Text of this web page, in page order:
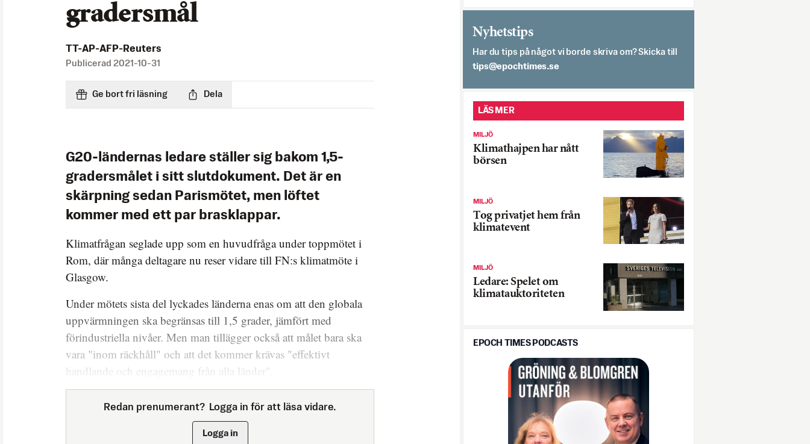
gradersmål
TT-AP-AFP-Reuters
Publicerad 2021-10-31
Ge bort fri läsning Dela
G20-ländernas ledare ställer sig bakom 1,5-
gradersmålet i sitt slutdokument. Det är en
skärpning sedan Parismötet, men löftet
kommer med ett par brasklappar.
Klimatfrågan seglade upp som en huvudfråga under toppmötet i
Rom, där många deltagare nu reser vidare till FN:s klimatmöte i
Glasgow.
Under mötets sista del lyckades länderna enas om att den globala
uppvärmningen ska begränsas till 1,5 grader, jämfört med
förindustriella nivåer. Men man tillägger också att målet bara ska
vara "inom räckhåll" och att det kommer krävas "effektivt
handlande och engagemang från alla länder".
Redan prenumerant? Logga in för att läsa vidare.
Logga in
Nyhetstips
Har du tips på något vi borde skriva om? Skicka till
es.semithcope@spit
LÄS MER
MILJÖ
Klimathajpen har nått
börsen
MILJÖ
Tog privatjet hem från
klimatevent
MILJÖ
Ledare: Spelet om
klimatauktoriteten
EPOCH TIMES PODCASTS